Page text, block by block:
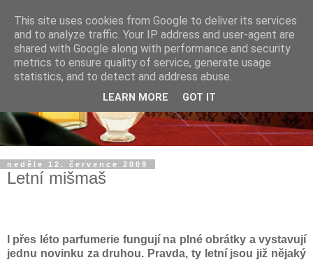
neděle 12. července 2009
Letní mišmaš
I přes léto parfumerie fungují na plné obrátky a vystavují
jednu novinku za druhou. Pravda, ty letní jsou již nějaký
This site uses cookies from Google to deliver its services
and to analyze traffic. Your IP address and user-agent are
shared with Google along with performance and security
metrics to ensure quality of service, generate usage
statistics, and to detect and address abuse.
LEARN MORE GOT IT